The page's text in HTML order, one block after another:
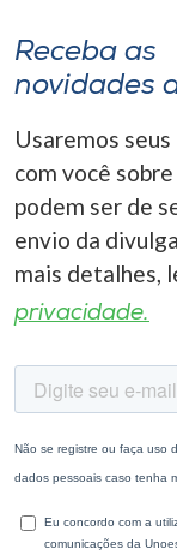
A+
Receba as
novidades
Usaremos
com você
podem ser de
envio da
mais detalhes,
privacidade.